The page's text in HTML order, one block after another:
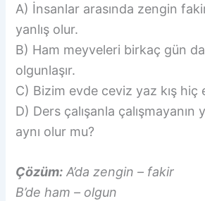
A) İnsanlar arasında zengin
yanlış olur.
B) Ham meyveleri birkaç gün
olgunlaşır.
C) Bizim evde ceviz yaz kış hiç
D) Ders çalışanla çalışmayanın
aynı olur mu?
Çözüm: A’da zengin – fakir
B’de ham – olgun